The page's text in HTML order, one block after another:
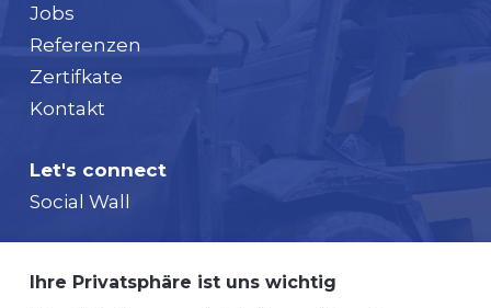
Ihre Privatsphäre ist uns wichtig
Jobs
Referenzen
Zertifkate
Kontakt
Let's connect
Social Wall